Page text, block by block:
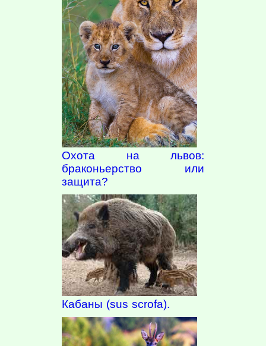
Охота на львов:
браконьерство или
защита?
Кабаны (sus scrofa).